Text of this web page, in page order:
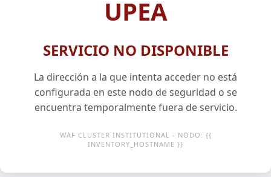
UPEA
SERVICIO NO DISPONIBLE
La dirección a la que intenta acceder no está
configurada en este nodo de seguridad o se
encuentra temporalmente fuera de servicio.
WAF CLUSTER INSTITUTIONAL - NODO: {{
INVENTORY_HOSTNAME }}